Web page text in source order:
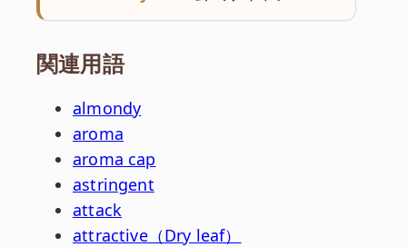
関連用語
almondy
aroma
aroma cap
astringent
attack
attractive（Dry leaf）